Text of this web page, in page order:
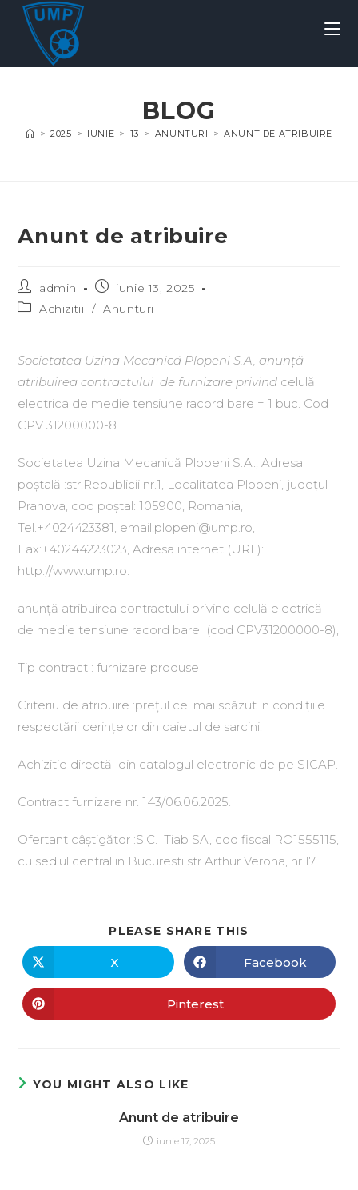
BLOG
> 2025 > IUNIE > 13 > ANUNTURI > ANUNT DE ATRIBUIRE
Anunt de atribuire
admin
iunie 13, 2025
Achizitii / Anunturi
Societatea Uzina Mecanică Plopeni S.A, anunță
atribuirea contractului de furnizare privind celulă
electrica de medie tensiune racord bare = 1 buc. Cod
CPV 31200000-8
Societatea Uzina Mecanică Plopeni S.A., Adresa
poștală :str.Republicii nr.1, Localitatea Plopeni, județul
Prahova, cod poștal: 105900, Romania,
Tel.+4024423381, email;plopeni@ump.ro,
Fax:+40244223023, Adresa internet (URL):
http://www.ump.ro.
anunță atribuirea contractului privind celulă electrică
de medie tensiune racord bare (cod CPV31200000-8),
Tip contract : furnizare produse
Criteriu de atribuire :prețul cel mai scăzut in condițiile
respectării cerințelor din caietul de sarcini.
Achizitie directă din catalogul electronic de pe SICAP.
Contract furnizare nr. 143/06.06.2025.
Ofertant câștigător :S.C. Tiab SA, cod fiscal RO1555115,
cu sediul central in Bucuresti str.Arthur Verona, nr.17.
PLEASE SHARE THIS
X Facebook
Pinterest
YOU MIGHT ALSO LIKE
Anunt de atribuire
iunie 17, 2025